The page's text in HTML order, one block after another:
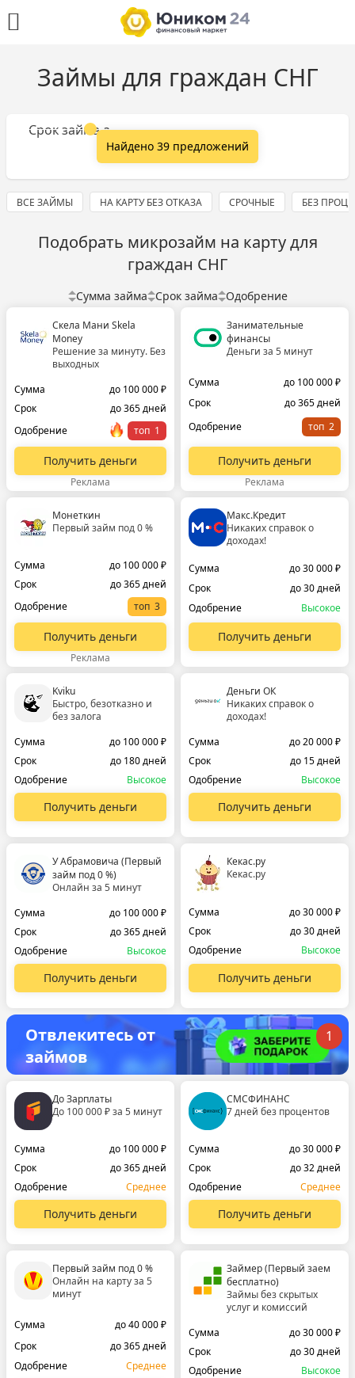
Займы для граждан СНГ
Сумма займа
Срок займа
Найдено 39 предложений
ВСЕ ЗАЙМЫ НА КАРТУ БЕЗ ОТКАЗА СРОЧНЫЕ БЕЗ
Подобрать микрозайм на карту для
граждан СНГ
Сумма займа Срок займа Одобрение
Скела Мани Skela
Money
Решение за минуту. Без
выходных
Сумма
до 100 000 ₽
Срок
до 365 дней
Одобрение
топ
Получить деньги
Реклама
Занимательные
финансы
Деньги за 5 минут
Сумма
до 100 000 ₽
Срок
до 365 дней
Одобрение
топ
Получить деньги
Реклама
Монеткин
Первый займ под 0 %
Сумма
до 100 000 ₽
Срок
до 365 дней
Одобрение
топ
Получить деньги
Реклама
Макс.Кредит
Никаких справок о
доходах!
Сумма
до 30 000 ₽
Срок
до 30 дней
Одобрение
Высокое
Получить деньги
Kviku
Быстро, безотказно и
без залога
Сумма
до 100 000 ₽
Срок
до 180 дней
Одобрение
Высокое
Получить деньги
Деньги ОК
Никаких справок о
доходах!
Сумма
до 20 000 ₽
Срок
до 15 дней
Одобрение
Высокое
Получить деньги
У Абрамовича (Первый
займ под 0 %)
Онлайн за 5 минут
Сумма
до 100 000 ₽
Срок
до 365 дней
Одобрение
Высокое
Получить деньги
Кекас.ру
Кекас.ру
Сумма
до 30 000 ₽
Срок
до 30 дней
Одобрение
Высокое
Получить деньги
Отвлекитесь от
займов
1
До Зарплаты
До 100 000 ₽ за 5 минут
Сумма
до 100 000 ₽
Срок
до 365 дней
Одобрение
Среднее
Получить деньги
СМСФИНАНС
7 дней без процентов
Сумма
до 30 000 ₽
Срок
до 32 дней
Одобрение
Среднее
Получить деньги
Первый займ под 0 %
Онлайн на карту за 5
минут
Сумма
до 40 000 ₽
Срок
до 365 дней
Одобрение
Среднее
Займер (Первый заем
бесплатно)
Займы без скрытых
услуг и комиссий
Сумма
до 30 000 ₽
Срок
до 30 дней
Одобрение
Высокое